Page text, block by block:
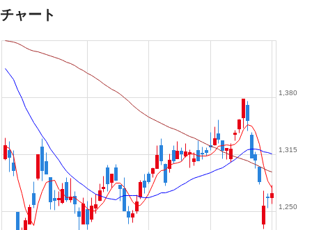
チャート
1,250
1,315
1,380